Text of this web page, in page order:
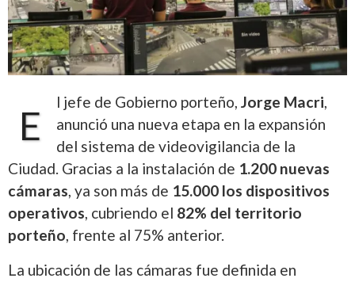
E
l jefe de Gobierno porteño, Jorge Macri,
anunció una nueva etapa en la expansión
del sistema de videovigilancia de la
Ciudad. Gracias a la instalación de 1.200 nuevas
cámaras, ya son más de 15.000 los dispositivos
operativos, cubriendo el 82% del territorio
porteño, frente al 75% anterior.
La ubicación de las cámaras fue definida en